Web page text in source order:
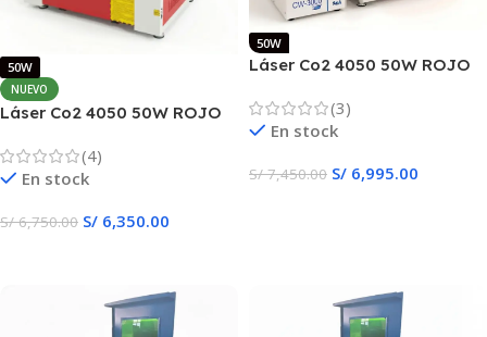
50W
NUEVO
Láser Co2 4050 50W ROJO
(4)
En stock
S/6,750.00 S/ 6,350.00
50W
Láser Co2 4050 50W ROJO
(3)
En stock
S/7,450.00 S/ 6,995.00